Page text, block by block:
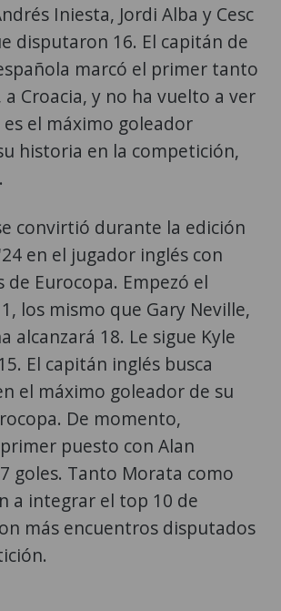
Iniesta, Jordi Alba y Cesc
disputaron 16. El capitán de
marcó el primer tanto
Croacia, y no ha vuelto a ver
el máximo goleador
historia en la competición,
convirtió durante la edición
en el jugador inglés con
de Eurocopa. Empezó el
los mismo que Gary Neville,
alcanzará 18. Le sigue Kyle
El capitán inglés busca
el máximo goleador de su
De momento,
puesto con Alan
goles. Tanto Morata como
a integrar el top 10 de
más encuentros disputados